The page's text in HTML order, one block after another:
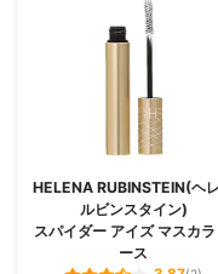
HELENA RUBINSTEIN(ヘ
ルビンスタイン)
スパイダー アイズ マスカラ
ース